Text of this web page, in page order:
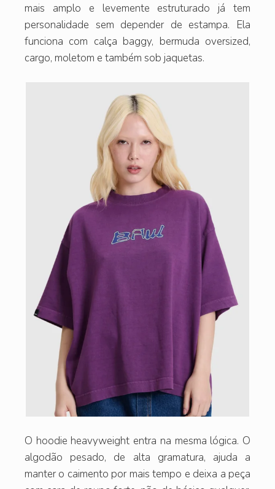
mais amplo e levemente estruturado já tem
personalidade sem depender de estampa. Ela
funciona com calça baggy, bermuda oversized,
cargo, moletom e também sob jaquetas.
O hoodie heavyweight entra na mesma lógica. O
algodão pesado, de alta gramatura, ajuda a
manter o caimento por mais tempo e deixa a peça